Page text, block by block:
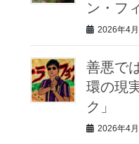
ン・フ
2026年4
善悪で
環の現
ク」
2026年4